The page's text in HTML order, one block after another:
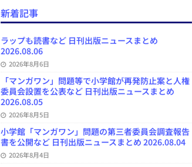
e
b
o
o
k
k
y
d
o
n
d
s
b
C
n
e
y
新着記事
ラップも読書など 日刊出版ニュースまとめ
2026.08.06
2026年8月6日
「マンガワン」問題等で小学館が再発防止案と人権
委員会設置を公表など 日刊出版ニュースまとめ
2026.08.05
2026年8月5日
小学館「マンガワン」問題の第三者委員会調査報告
書を公開など 日刊出版ニュースまとめ 2026.08.04
2026年8月4日